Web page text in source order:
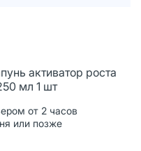
активатор роста
мл 1 шт
от 2 часов
или позже